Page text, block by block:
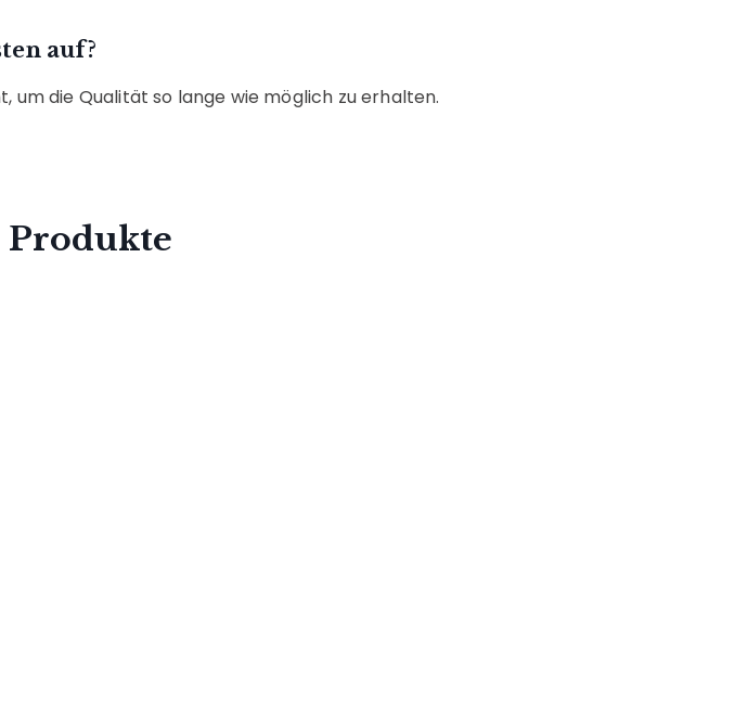
auf?
um die Qualität so lange wie möglich zu erhalten.